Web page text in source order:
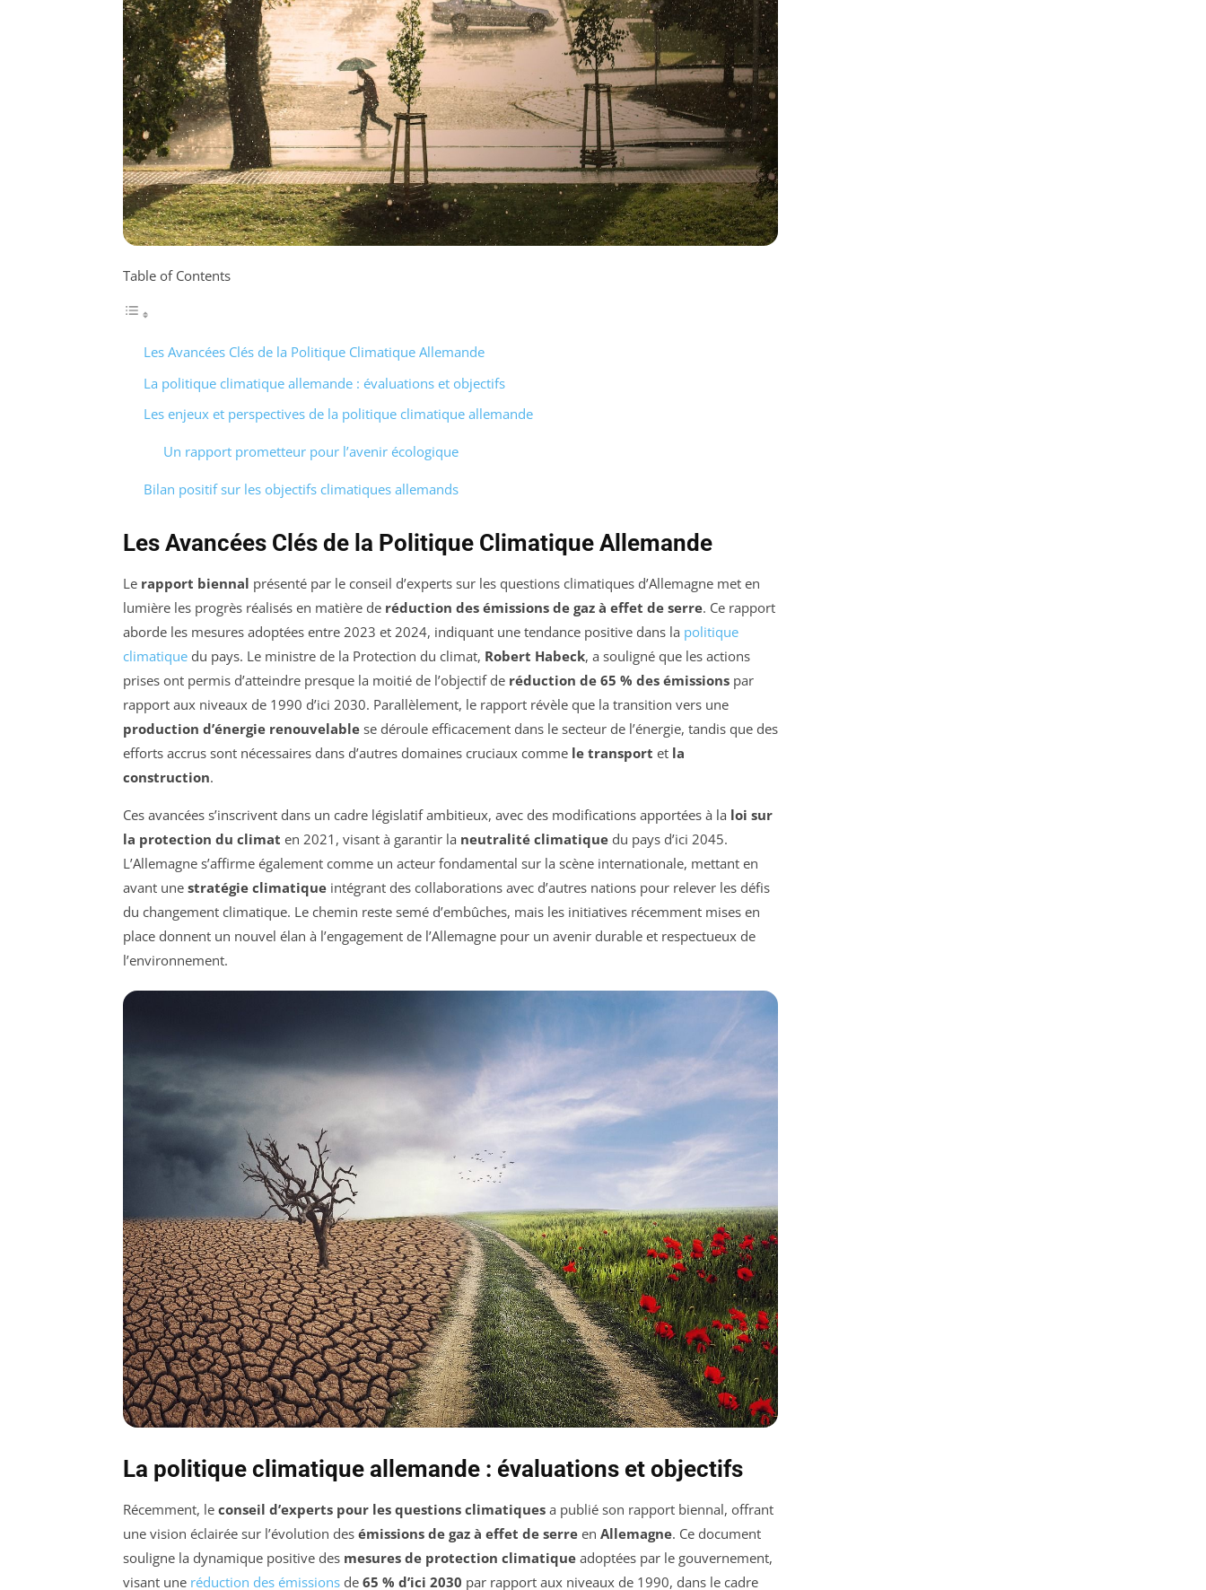
Table of Contents
Les Avancées Clés de la Politique Climatique Allemande
La politique climatique allemande : évaluations et objectifs
Les enjeux et perspectives de la politique climatique allemande
Un rapport prometteur pour l’avenir écologique
Bilan positif sur les objectifs climatiques allemands
Les Avancées Clés de la Politique Climatique Allemande
Le rapport biennal présenté par le conseil d’experts sur les questions climatiques d’Allemagne met en
lumière les progrès réalisés en matière de réduction des émissions de gaz à effet de serre. Ce rapport
aborde les mesures adoptées entre 2023 et 2024, indiquant une tendance positive dans la politique
climatique du pays. Le ministre de la Protection du climat, Robert Habeck, a souligné que les actions
prises ont permis d’atteindre presque la moitié de l’objectif de réduction de 65 % des émissions par
rapport aux niveaux de 1990 d’ici 2030. Parallèlement, le rapport révèle que la transition vers une
production d’énergie renouvelable se déroule efficacement dans le secteur de l’énergie, tandis que des
efforts accrus sont nécessaires dans d’autres domaines cruciaux comme le transport et la
construction.
Ces avancées s’inscrivent dans un cadre législatif ambitieux, avec des modifications apportées à la loi sur
la protection du climat en 2021, visant à garantir la neutralité climatique du pays d’ici 2045.
L’Allemagne s’affirme également comme un acteur fondamental sur la scène internationale, mettant en
avant une stratégie climatique intégrant des collaborations avec d’autres nations pour relever les défis
du changement climatique. Le chemin reste semé d’embûches, mais les initiatives récemment mises en
place donnent un nouvel élan à l’engagement de l’Allemagne pour un avenir durable et respectueux de
l’environnement.
La politique climatique allemande : évaluations et objectifs
Récemment, le conseil d’experts pour les questions climatiques a publié son rapport biennal, offrant
une vision éclairée sur l’évolution des émissions de gaz à effet de serre en Allemagne. Ce document
souligne la dynamique positive des mesures de protection climatique adoptées par le gouvernement,
visant une réduction des émissions de 65 % d’ici 2030 par rapport aux niveaux de 1990, dans le cadre